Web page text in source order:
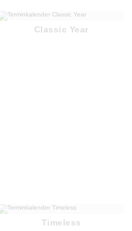
Classic Year
Timeless